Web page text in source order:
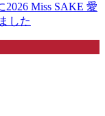
2026 Miss SAKE 愛
した